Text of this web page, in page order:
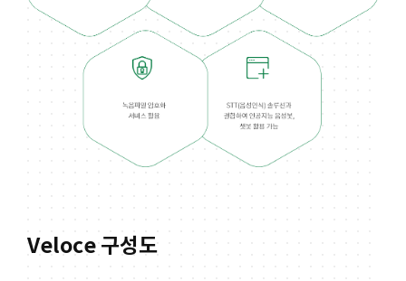
Veloce 구성도